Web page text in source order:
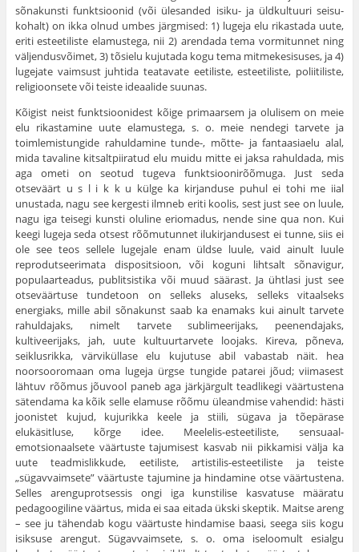
sõnakunsti funktsioonid (või ülesanded isiku- ja üldkultuuri seisu­
kohalt) on ikka olnud umbes järgmised: 1) lugeja elu rikastada uute,
eriti esteetiliste elamustega, nii 2) arendada tema vormitunnet ning
väljendusvõimet, 3) tõsielu kujutada kogu tema mitmekesisuses, ja 4)
lugejate vaimsust juhtida teatavate eetiliste, estee­tiliste, poliitiliste,
religioonsete või teiste ideaalide suunas.
Kõigist neist funktsioonidest kõige primaarsem ja olulisem on meie
elu rikastamine uute elamustega, s. o. meie nendegi tarvete ja
toimlemistungide rahuldamine tunde-, mõtte- ja fantaasiaelu alal,
mida tavaline kitsaltpiiratud elu muidu mitte ei jaksa rahuldada, mis
aga ometi on seotud tugeva funktsioonirõõmuga. Just seda
otseväärt u s l i k k u külge ka kirjanduse puhul ei tohi me iial
unustada, nagu see kergesti ilmneb eriti koolis, sest just see on luule,
nagu iga teisegi kunsti oluline eriomadus, nende sine qua non. Kui
keegi lugeja seda otsest rõõmutunnet ilukirjandusest ei tunne, siis ei
ole see teos sellele lugejale enam üldse luule, vaid ainult luule
reprodutseerimata dispo­sitsioon, või koguni lihtsalt sõnavigur,
populaarteadus, publitsistika või muud säärast. Ja ühtlasi just see
otseväärtuse tundetoon on selleks aluseks, selleks vitaalseks
energiaks, mille abil sõnakunst saab ka ena­maks kui ainult tarvete
rahuldajaks, nimelt tarvete sublimeerijaks, peenendajaks,
kultiveerijaks, jah, uute kultuurtarvete loo­jaks. Kireva, põneva,
seiklusrikka, värviküllase elu kujutuse abil va­bastab näit. hea
noorsooromaan oma lugeja ürgse tungide patarei jõud; viimasest
lähtuv rõõmus jõuvool paneb aga järkjärgult teadlikegi väärtustena
sätendama ka kõik selle elamuse rõõmu üleandmise va­hendid: hästi
joonistet kujud, kujurikka keele ja stiili, sügava ja tõe­pärase
elukäsitluse, kõrge idee. Meelelis-esteetiliste, sensuaal-
emotsionaalsete väärtuste tajumisest kasvab nii pikkamisi välja ka
uute teadmislikkude, eetiliste, artistilis-esteetiliste ja teiste
„sügavvaimsete” väärtuste tajumine ja hindamine otse väärtustena.
Selles arenguprotsessis ongi iga kunstilise kasvatuse määratu
pedagoogi­line väärtus, mida ei saa eitada ükski skeptik. Maitse areng
– see ju tähendab kogu väärtuste hindamise baasi, seega siis kogu
isiksuse arengut. Sügavvaimsete, s. o. oma iseloomult esialgu